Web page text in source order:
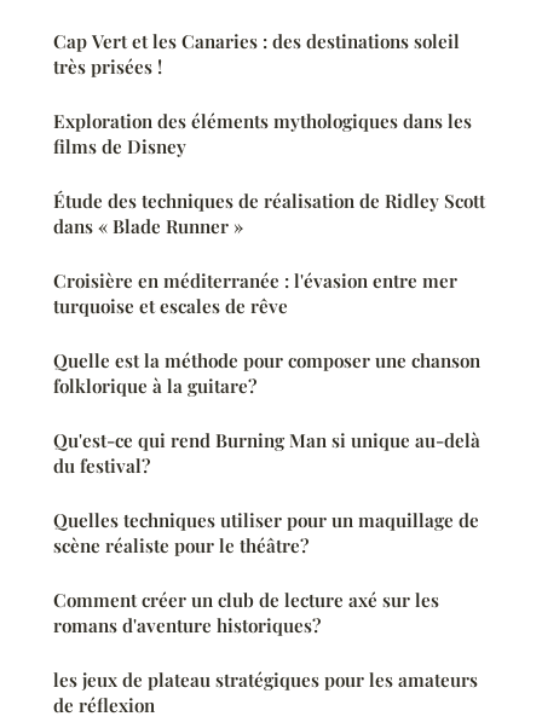
Cap Vert et les Canaries : des destinations soleil
très prisées !
Exploration des éléments mythologiques dans les
films de Disney
Étude des techniques de réalisation de Ridley Scott
dans « Blade Runner »
Croisière en méditerranée : l'évasion entre mer
turquoise et escales de rêve
Quelle est la méthode pour composer une chanson
folklorique à la guitare?
Qu'est-ce qui rend Burning Man si unique au-delà
du festival?
Quelles techniques utiliser pour un maquillage de
scène réaliste pour le théâtre?
Comment créer un club de lecture axé sur les
romans d'aventure historiques?
les jeux de plateau stratégiques pour les amateurs
de réflexion